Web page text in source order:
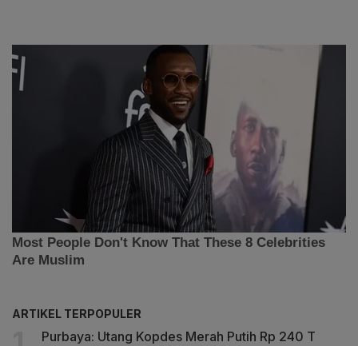
ARTIKEL TERPOPULER
Purbaya: Utang Kopdes Merah Putih Rp 240 T